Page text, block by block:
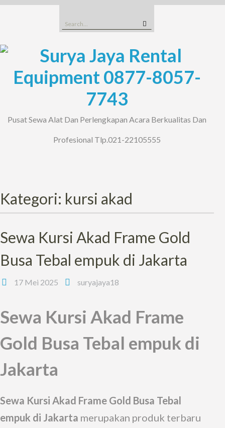
Skip
Search
for:
Pusat Sewa Alat Dan Perlengkapan Acara Berkualitas Dan
Profesional Tlp.021-22105555
Kategori: kursi akad
Sewa Kursi Akad Frame Gold
Busa Tebal empuk di Jakarta
17 Mei 2025 suryajaya18
Sewa Kursi Akad Frame
Gold Busa Tebal empuk di
Jakarta
Sewa Kursi Akad Frame Gold Busa Tebal
empuk di Jakarta merupakan produk terbaru